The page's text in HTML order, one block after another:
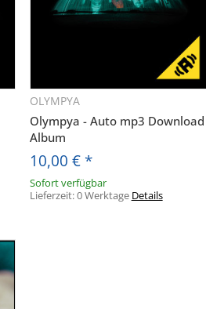
OLYMPYA
Olympya - Auto mp3 Download
Album
10,00 € *
Sofort verfügbar
Lieferzeit:0 Werktage Details